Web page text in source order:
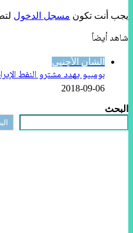
يجب أنت تكون مسجل الدخول
شاهد أيضاً
الشأن الأجنبي
بومبيو يهدد مشترو النفط
2018-09-06
البحث